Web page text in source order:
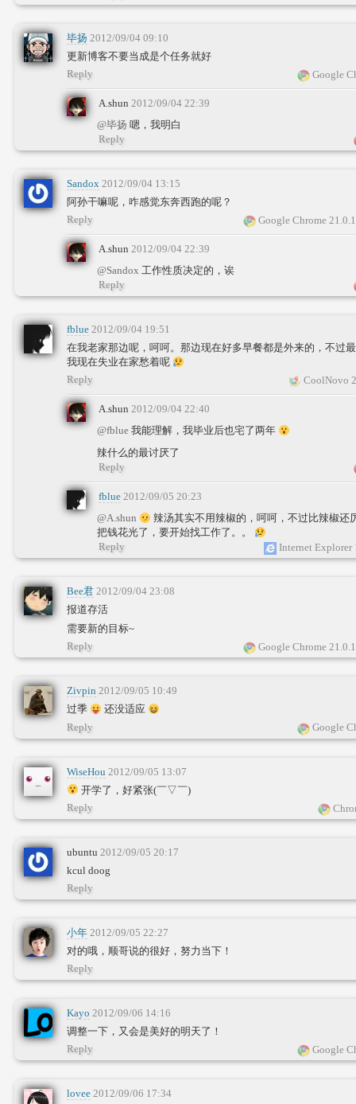
毕扬 2012/09/04 09:10
更新博客不要当成是个任务就好
Google
Reply
A.shun 2012/09/04 22:39
@毕扬 嗯，我明白
Reply
Sandox 2012/09/04 13:15
阿孙干嘛呢，咋感觉东奔西跑的呢？
Google Chrome
Reply
A.shun 2012/09/04 22:39
@Sandox 工作性质决定的，诶
Reply
fblue 2012/09/04 19:51
在我老家那边呢，呵呵。那边现在好多早餐都是外来的，不过
我现在失业在家愁着呢
CoolNovo
Reply
A.shun 2012/09/04 22:40
@fblue 我能理解，我毕业后也宅了两年
辣什么的最讨厌了
Reply
fblue 2012/09/05 20:23
@A.shun
辣汤其实不用辣椒的，呵呵，不过比辣椒还
把钱花光了，要开始找工作了。。
Internet Explorer
Reply
Bee君 2012/09/04 23:08
报道存活
需要新的目标~
Google Chrome
Reply
Zivpin 2012/09/05 10:49
过季
还没适应
Google
Reply
WiseHou 2012/09/05 13:07
开学了，好紧张(￣▽￣)
Reply
ubuntu 2012/09/05 20:17
kcul doog
Reply
小年 2012/09/05 22:27
对的哦，顺哥说的很好，努力当下！
Reply
Kayo 2012/09/06 14:16
调整一下，又会是美好的明天了！
Google
Reply
lovee 2012/09/06 17:34